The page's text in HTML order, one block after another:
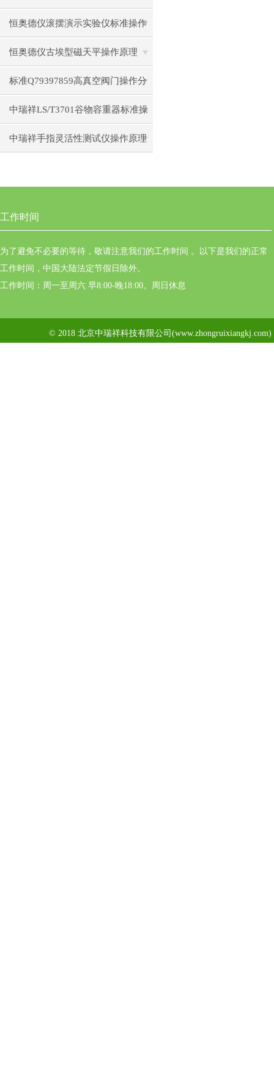
通用操作流程
恒奥德仪滚摆演示实验仪标准操作
步骤原理
恒奥德仪古埃型磁天平操作原理
标准Q79397859高真空阀门操作分
类型操作要点
中瑞祥LS/T3701谷物容重器标准操
作流程
中瑞祥手指灵活性测试仪操作原理
工作时间
为了避免不必要的等待，敬请注意我们的工作时间 。以下是我们的正常
工作时间，中国大陆法定节假日除外。
工作时间：周一至周六 早8:00-晚18:00。周日休息
© 2018 北京中瑞祥科技有限公司